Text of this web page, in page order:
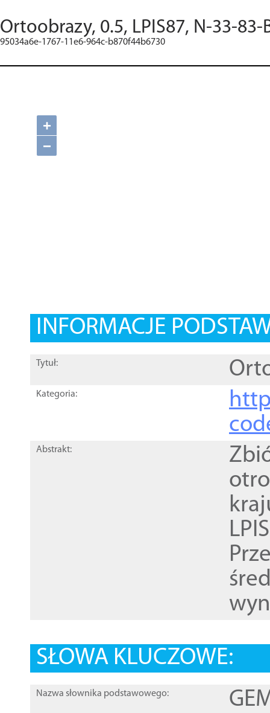
Ortoobrazy, 0.5, LPIS87, N-33-83-
95034a6e-1767-11e6-964c-b870f44b6730
+
−
INFORMACJE
Tytuł:
Kategoria:
Abstrakt:
SŁOWA KLUCZOWE:
Nazwa słownika podstawowego: